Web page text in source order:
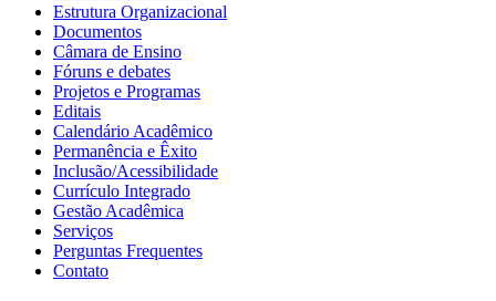
Estrutura Organizacional
Documentos
Câmara de Ensino
Fóruns e debates
Projetos e Programas
Editais
Calendário Acadêmico
Permanência e Êxito
Inclusão/Acessibilidade
Currículo Integrado
Gestão Acadêmica
Serviços
Perguntas Frequentes
Contato